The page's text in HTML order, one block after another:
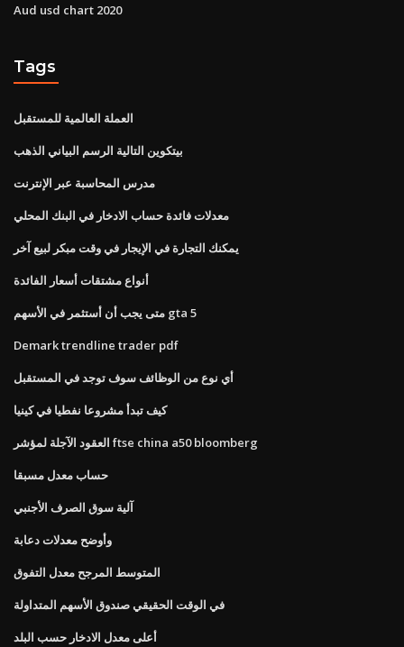
Aud usd chart 2020
Tags
العملة العالمية للمستقبل
بيتكوين التالية الرسم البياني الذهب
مدرس المحاسبة عبر الإنترنت
معدلات فائدة حساب الادخار في البنك المحلي
يمكنك التجارة في الإيجار في وقت مبكر لبيع آخر
أنواع مشتقات أسعار الفائدة
متى يجب أن أستثمر في الأسهم gta 5
Demark trendline trader pdf
أي نوع من الوظائف سوف توجد في المستقبل
كيف تبدأ مشروعا نفطيا في كينيا
العقود الآجلة لمؤشر ftse china a50 bloomberg
حساب معدل مسبقا
آلية سوق الصرف الأجنبي
وأوضح معدلات دعابة
المتوسط ​​المرجح معدل التفوق
في الوقت الحقيقي صندوق الأسهم المتداولة
أعلى معدل الادخار حسب البلد